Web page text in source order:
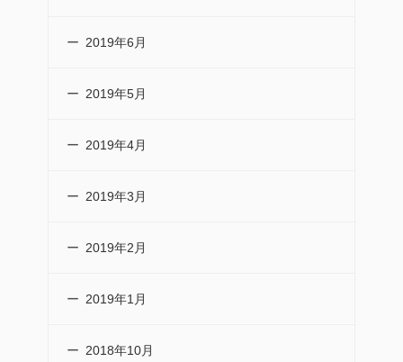
2019年6月
2019年5月
2019年4月
2019年3月
2019年2月
2019年1月
2018年10月